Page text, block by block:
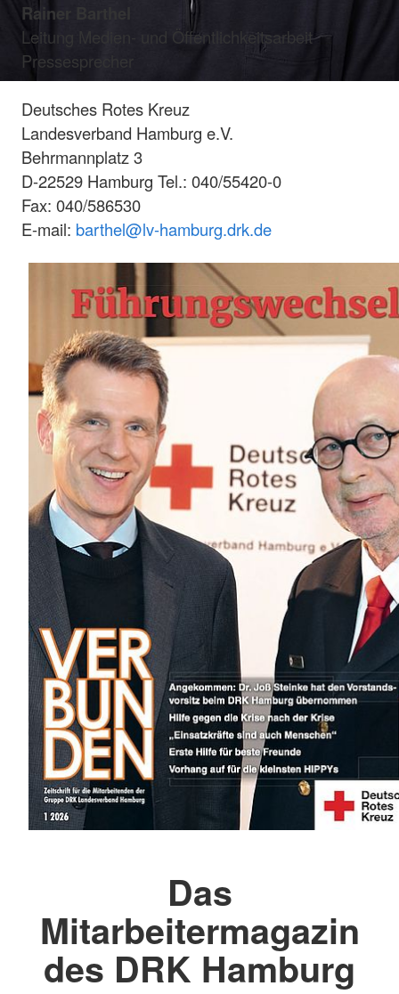
Rainer Barthel
Leitung Medien- und Öffentlichkeitsarbeit
Pressesprecher
Deutsches Rotes Kreuz
Landesverband Hamburg e.V.
Behrmannplatz 3
D-22529 Hamburg Tel.: 040/55420-0
Fax: 040/586530
E-mail: barthel@lv-hamburg.drk.de
Das
Mitarbeitermagazin
des DRK Hamburg